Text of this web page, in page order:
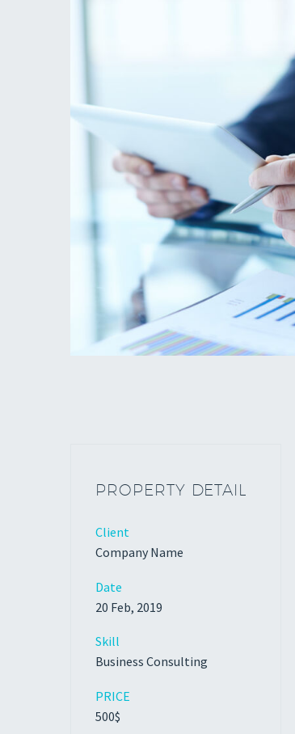
PROPERTY DETAIL
Client
Company Name
Date
20 Feb, 2019
Skill
Business Consulting
PRICE
500$